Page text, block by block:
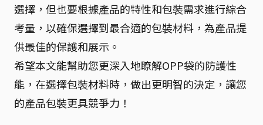
選擇，但也要根據產品的特性和包裝需求進行綜合
考量，以確保選擇到最合適的包裝材料，為產品提
供最佳的保護和展示。
希望本文能幫助您更深入地瞭解OPP袋的防護性
能，在選擇包裝材料時，做出更明智的決定，讓您
的產品包裝更具競爭力！